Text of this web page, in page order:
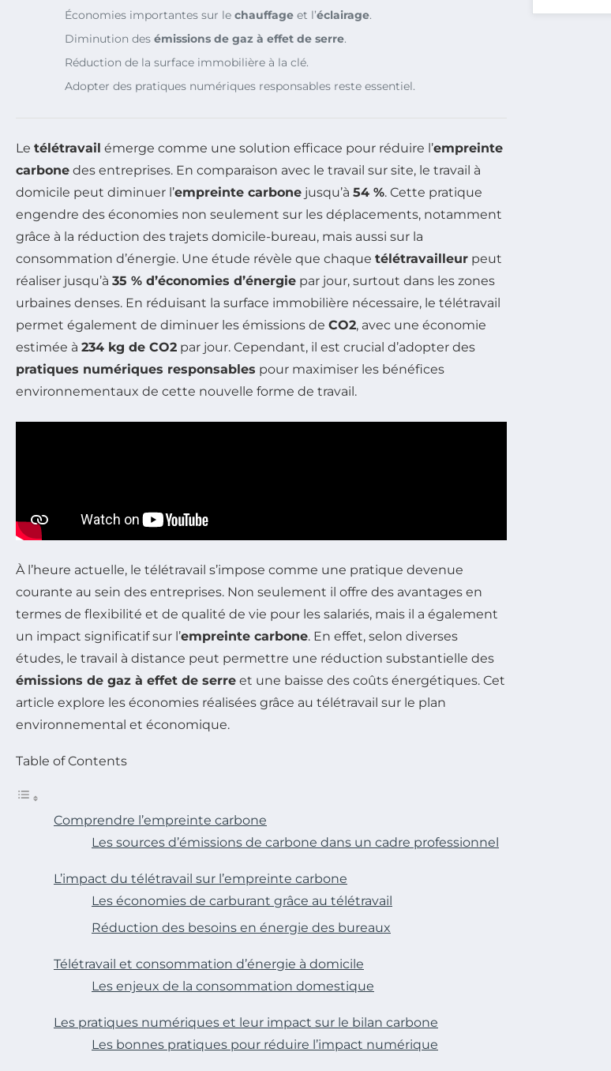
Économies importantes sur le chauffage et l’éclairage.
Diminution des émissions de gaz à effet de serre.
Réduction de la surface immobilière à la clé.
Adopter des pratiques numériques responsables reste essentiel.
Le télétravail émerge comme une solution efficace pour réduire l’empreinte
carbone des entreprises. En comparaison avec le travail sur site, le travail à
domicile peut diminuer l’empreinte carbone jusqu’à 54 %. Cette pratique
engendre des économies non seulement sur les déplacements, notamment
grâce à la réduction des trajets domicile-bureau, mais aussi sur la
consommation d’énergie. Une étude révèle que chaque télétravailleur peut
réaliser jusqu’à 35 % d’économies d’énergie par jour, surtout dans les zones
urbaines denses. En réduisant la surface immobilière nécessaire, le télétravail
permet également de diminuer les émissions de CO2, avec une économie
estimée à 234 kg de CO2 par jour. Cependant, il est crucial d’adopter des
pratiques numériques responsables pour maximiser les bénéfices
environnementaux de cette nouvelle forme de travail.
À l’heure actuelle, le télétravail s’impose comme une pratique devenue
courante au sein des entreprises. Non seulement il offre des avantages en
termes de flexibilité et de qualité de vie pour les salariés, mais il a également
un impact significatif sur l’empreinte carbone. En effet, selon diverses
études, le travail à distance peut permettre une réduction substantielle des
émissions de gaz à effet de serre et une baisse des coûts énergétiques. Cet
article explore les économies réalisées grâce au télétravail sur le plan
environnemental et économique.
Table of Contents
Comprendre l’empreinte carbone
Les sources d’émissions de carbone dans un cadre professionnel
L’impact du télétravail sur l’empreinte carbone
Les économies de carburant grâce au télétravail
Réduction des besoins en énergie des bureaux
Télétravail et consommation d’énergie à domicile
Les enjeux de la consommation domestique
Les pratiques numériques et leur impact sur le bilan carbone
Les bonnes pratiques pour réduire l’impact numérique